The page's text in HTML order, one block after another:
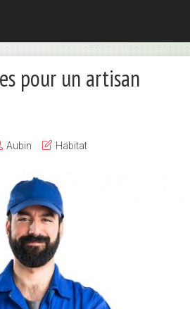
pour un artisan
Aubin Habitat